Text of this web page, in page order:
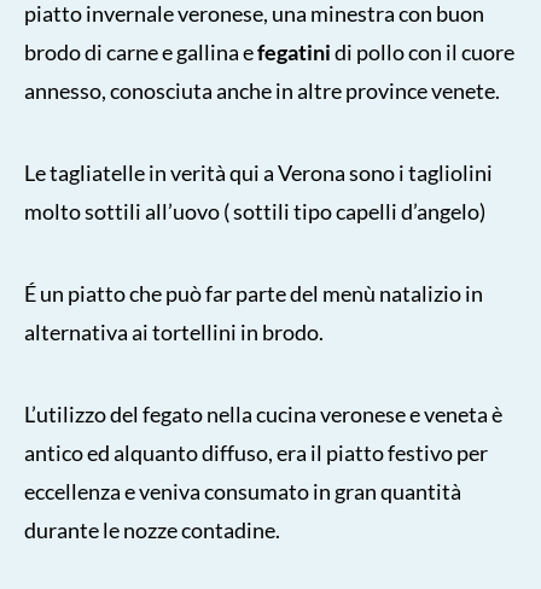
piatto invernale veronese, una minestra con buon
brodo di carne e gallina efegatinidi pollo con il cuore
annesso, conosciuta anche in altre province venete.
Le tagliatelle in verità qui a Verona sono i tagliolini
molto sottili all’uovo ( sottili tipo capelli d’angelo)
É un piatto che può far parte del menù natalizio in
alternativa ai tortellini in brodo.
L’utilizzo del fegato nella cucina veronese e veneta è
antico ed alquanto diffuso, era il piatto festivo per
eccellenza e veniva consumato in gran quantità
durante le nozze contadine.